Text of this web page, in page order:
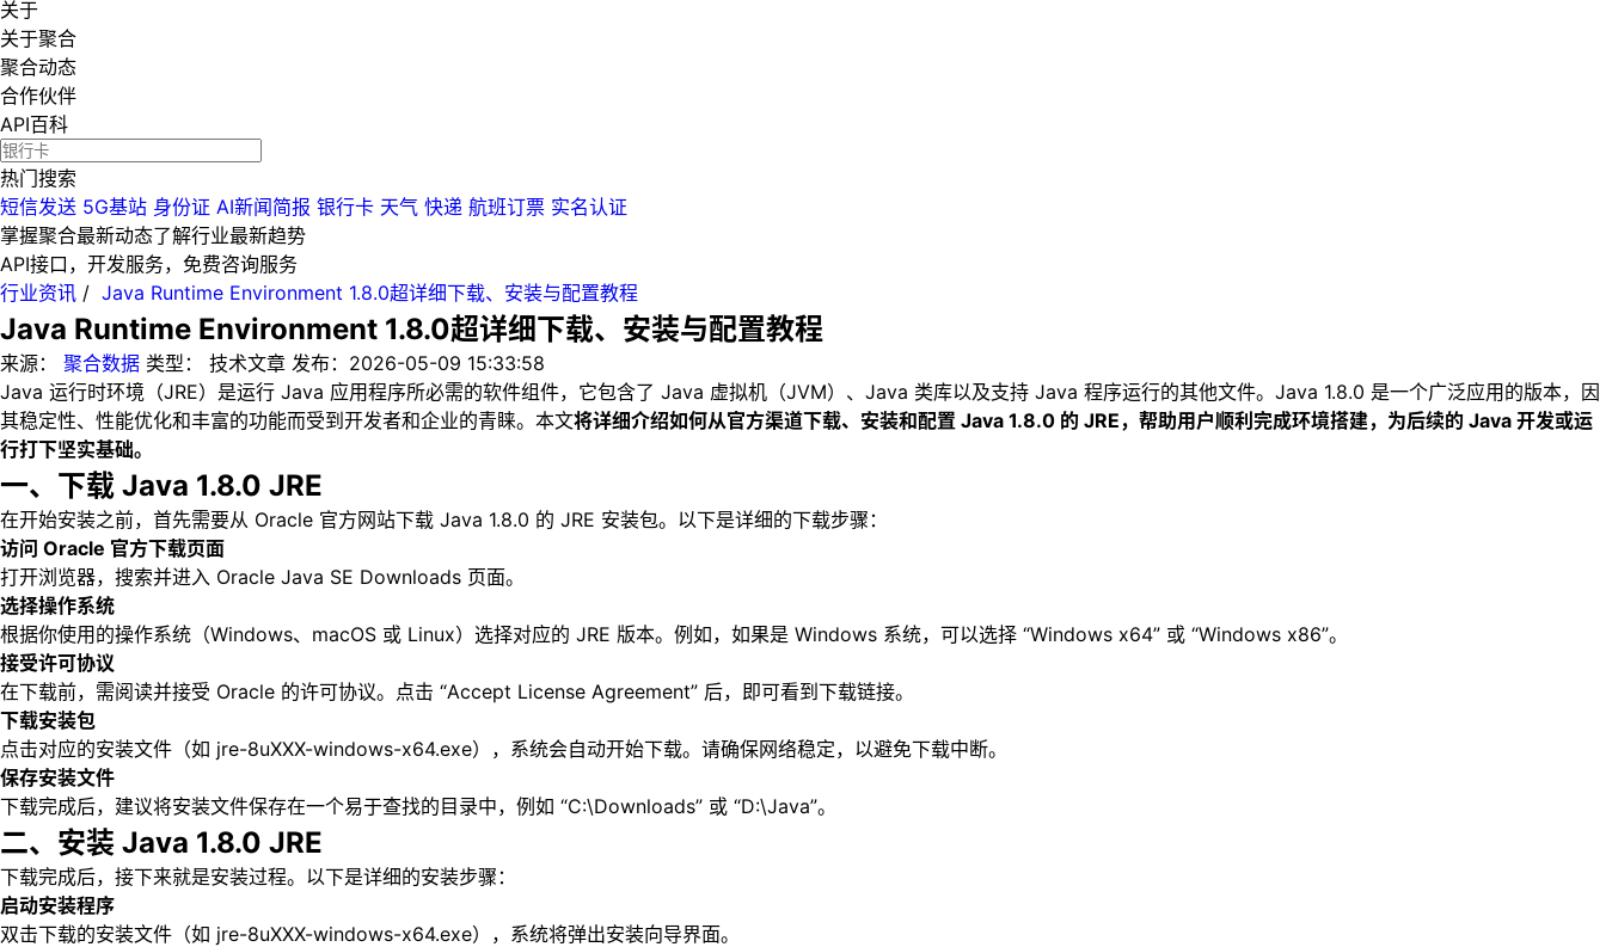
关于
关于聚合
聚合动态
合作伙伴
API百科
热门搜索
短信发送 5G基站 身份证 AI新闻简报 银行卡 天气 快递 航班订票 实名认证
掌握聚合最新动态了解行业最新趋势
API接口，开发服务，免费咨询服务
行业资讯 / Java Runtime Environment 1.8.0超详细下载、安装与配置教程
Java Runtime Environment 1.8.0超详细下载、安装与配置教程
来源： 聚合数据 类型： 技术文章 发布： 2026-05-09 15:33:58
Java 运行时环境（JRE）是运行 Java 应用程序所必需的软件组件，它包含了 Java 虚拟机（JVM）、Java 类库以及支持 Java 程序运行的其他文件。Java 1.8.0 是一个广泛应用的版本，因
其稳定性、性能优化和丰富的功能而受到开发者和企业的青睐。本文将详细介绍如何从官方渠道下载、安装和配置 Java 1.8.0 的 JRE，帮助用户顺利完成环境搭建，为后续的 Java 开发或运
行打下坚实基础。
一、下载 Java 1.8.0 JRE
在开始安装之前，首先需要从 Oracle 官方网站下载 Java 1.8.0 的 JRE 安装包。以下是详细的下载步骤：
访问 Oracle 官方下载页面
打开浏览器，搜索并进入 Oracle Java SE Downloads 页面。
选择操作系统
根据你使用的操作系统（Windows、macOS 或 Linux）选择对应的 JRE 版本。例如，如果是 Windows 系统，可以选择 “Windows x64” 或 “Windows x86”。
接受许可协议
在下载前，需阅读并接受 Oracle 的许可协议。点击 “Accept License Agreement” 后，即可看到下载链接。
下载安装包
点击对应的安装文件（如 jre-8uXXX-windows-x64.exe），系统会自动开始下载。请确保网络稳定，以避免下载中断。
保存安装文件
下载完成后，建议将安装文件保存在一个易于查找的目录中，例如 “C:\Downloads” 或 “D:\Java”。
二、安装 Java 1.8.0 JRE
下载完成后，接下来就是安装过程。以下是详细的安装步骤：
启动安装程序
双击下载的安装文件（如 jre-8uXXX-windows-x64.exe），系统将弹出安装向导界面。